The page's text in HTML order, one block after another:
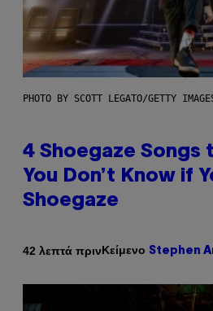
PHOTO BY SCOTT LEGATO/GETTY
4 Shoegaze Songs
You Don’t Know if
Shoegaze
42 λεπτά πρινΚείμενο Stephen